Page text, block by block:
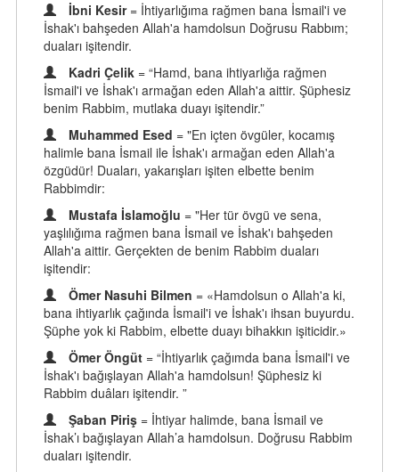
İbni Kesir = İhtiyarlığıma rağmen bana İsmail'i ve
İshak'ı bahşeden Allah'a hamdolsun Doğrusu Rabbım;
duaları işitendir.
Kadri Çelik = “Hamd, bana ihtiyarlığa rağmen
İsmail'i ve İshak'ı armağan eden Allah'a aittir. Şüphesiz
benim Rabbim, mutlaka duayı işitendir.”
Muhammed Esed = "En içten övgüler, kocamış
halimle bana İsmail ile İshak'ı armağan eden Allah'a
özgüdür! Duaları, yakarışları işiten elbette benim
Rabbimdir:
Mustafa İslamoğlu = "Her tür övgü ve sena,
yaşlılığıma rağmen bana İsmail ve İshak'ı bahşeden
Allah'a aittir. Gerçekten de benim Rabbim duaları
işitendir:
Ömer Nasuhi Bilmen = «Hamdolsun o Allah'a ki,
bana ihtiyarlık çağında İsmail'i ve İshak'ı ihsan buyurdu.
Şüphe yok ki Rabbim, elbette duayı bihakkın işiticidir.»
Ömer Öngüt = “İhtiyarlık çağımda bana İsmail'i ve
İshak'ı bağışlayan Allah'a hamdolsun! Şüphesiz ki
Rabbim duâları işitendir. ”
Şaban Piriş = İhtiyar halimde, bana İsmail ve
İshak’ı bağışlayan Allah’a hamdolsun. Doğrusu Rabbim
duaları işitendir.